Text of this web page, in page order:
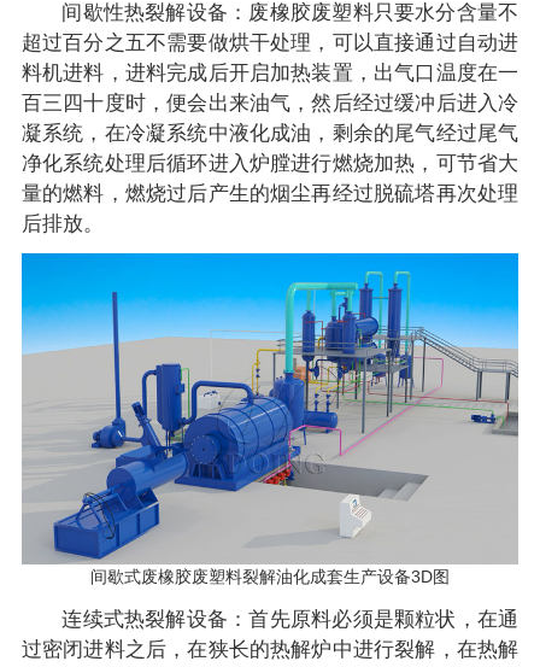
间歇性热裂解设备：废橡胶废塑料只要水分含量不
超过百分之五不需要做烘干处理，可以直接通过自动进
料机进料，进料完成后开启加热装置，出气口温度在一
百三四十度时，便会出来油气，然后经过缓冲后进入冷
凝系统，在冷凝系统中液化成油，剩余的尾气经过尾气
净化系统处理后循环进入炉膛进行燃烧加热，可节省大
量的燃料，燃烧过后产生的烟尘再经过脱硫塔再次处理
后排放。
间歇式废橡胶废塑料裂解油化成套生产设备3D图
连续式热裂解设备：首先原料必须是颗粒状，在通
过密闭进料之后，在狭长的热解炉中进行裂解，在热解